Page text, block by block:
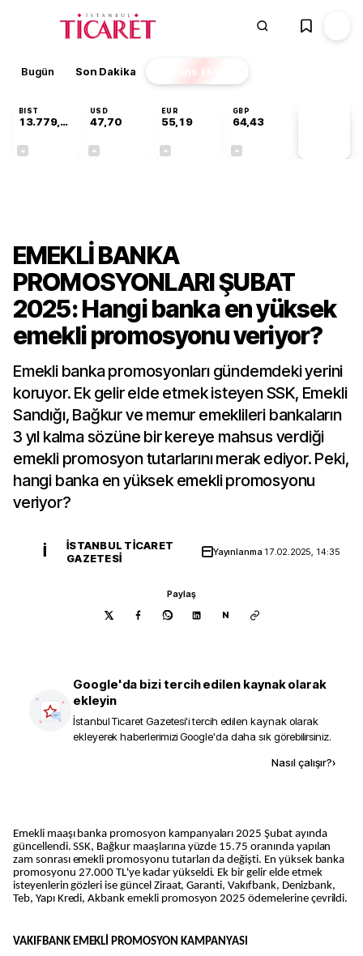
Bugün Son Dakika Finans EKSTRA
BIST
13.779,39
USD
47,70
EUR
55,19
GBP
64,43
EMEKLİ BANKA
PROMOSYONLARI ŞUBAT
2025: Hangi banka en yüksek
emekli promosyonu veriyor?
Emekli banka promosyonları gündemdeki yerini
koruyor. Ek gelir elde etmek isteyen SSK, Emekli
Sandığı, Bağkur ve memur emeklileri bankaların
3 yıl kalma sözüne bir kereye mahsus verdiği
emekli promosyon tutarlarını merak ediyor. Peki,
hangi banka en yüksek emekli promosyonu
veriyor?
İ
İSTANBUL TICARET
GAZETESI
Yayınlanma 17.02.2025, 14:35
Paylaş
N
Google'da bizi tercih edilen kaynak olarak
ekleyin
İstanbul Ticaret Gazetesi'i tercih edilen kaynak olarak
ekleyerek haberlerimizi Google'da daha sık görebilirsiniz.
Nasıl çalışır?›
Emekli maaşı banka promosyon kampanyaları 2025 Şubat ayında
güncellendi. SSK, Bağkur maaşlarına yüzde 15.75 oranında yapılan
zam sonrası emekli promosyonu tutarları da değişti. En yüksek banka
promosyonu 27.000 TL'ye kadar yükseldi. Ek bir gelir elde etmek
isteyenlerin gözleri ise güncel Ziraat, Garanti, Vakıfbank, Denizbank,
Teb, Yapı Kredi, Akbank emekli promosyon 2025 ödemelerine çevrildi.
VAKIFBANK EMEKLİ PROMOSYON KAMPANYASI